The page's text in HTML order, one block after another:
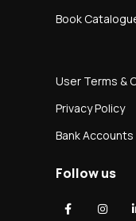
Book
User Terms &
Privacy Policy
Bank Accounts
Follow us